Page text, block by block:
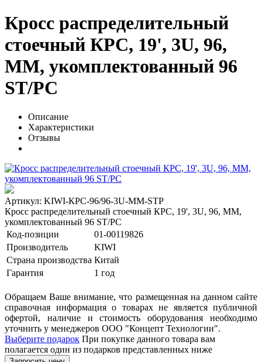
Кросс распределительный
стоечный КРС, 19', 3U, 96,
MM, укомплектованный 96
ST/PC
Описание
Характеристики
Отзывы
Артикул: KIWI-КРС-96/96-3U-MM-STP
Кросс распределительный стоечный КРС, 19', 3U, 96, MM,
укомплектованный 96 ST/PC
Код-позиции
01-00119826
Производитель
KIWI
Страна производства Китай
Гарантия
1 год
Обращаем Ваше внимание, что размещенная на данном сайте
справочная информация о товарах не является публичной
офертой, наличие и стоимость оборудования необходимо
уточнить у менеджеров ООО "Концепт Технологии".
Выберите подарок При покупке данного товара вам
полагается один из подарков представленных ниже